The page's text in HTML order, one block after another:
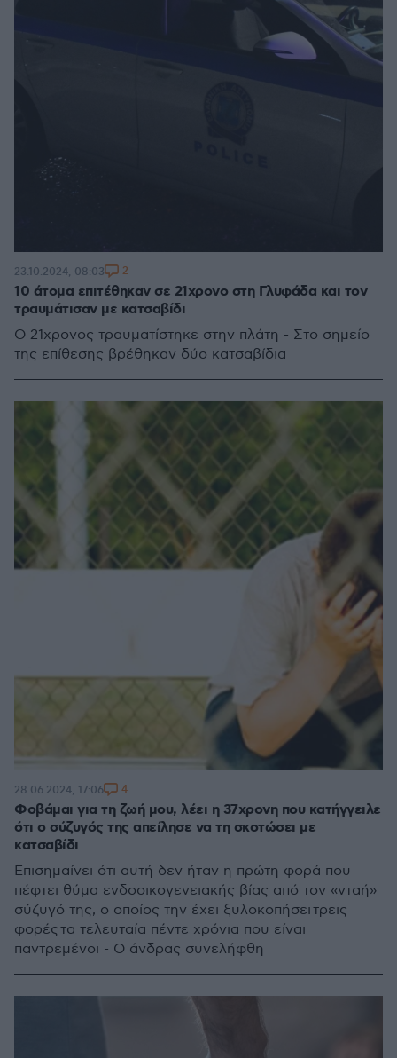
10 άτομα επιτέθηκαν σε 21χρονο στη Γλυφάδα και τον
τραυμάτισαν με κατσαβίδι
Ο 21χρονος τραυματίστηκε στην πλάτη - Στο σημείο
της επίθεσης βρέθηκαν δύο κατσαβίδια
23.10.2024, 08:03 2
Φοβάμαι για τη ζωή μου, λέει η 37χρονη που κατήγγειλε
ότι ο σύζυγός της απείλησε να τη σκοτώσει με
κατσαβίδι
Επισημαίνει ότι αυτή δεν ήταν η πρώτη φορά που
πέφτει θύμα ενδοοικογενειακής βίας από τον «νταή»
σύζυγό της, ο οποίος την έχει ξυλοκοπήσει τρεις
φορές τα τελευταία πέντε χρόνια που είναι
παντρεμένοι - Ο άνδρας συνελήφθη
28.06.2024, 17:06 4